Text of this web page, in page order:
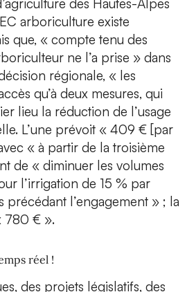
des Hautes-Alpes
arboriculture existe
que, « compte tenu des
ne l’a prise » dans
régionale, « les
qu’à deux mesures, qui
lieu la réduction de l’usage
L’une prévoit « 409 € [par
« à partir de la troisième
de « diminuer les volumes
l’irrigation de 15 % par
précédant l’engagement » ; la
780 € ».
réel !
des projets législatifs, des